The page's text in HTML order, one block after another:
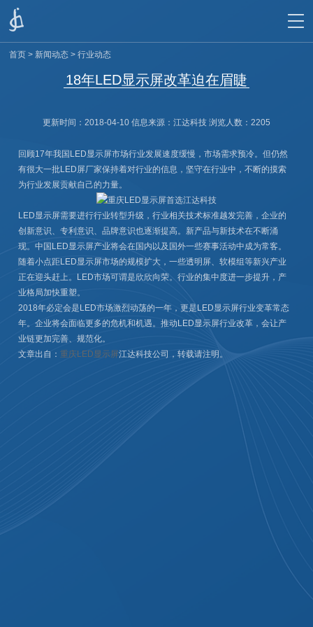
首页 > 新闻动态 >行业动态
18年LED显示屏改革迫在眉睫
更新时间：2018-04-10 信息来源： 江达科技浏览人数： 2205
回顾17年我国LED显示屏市场行业发展速度缓慢，市场需求预冷。但仍然
有很大一批LED屏厂家保持着对行业的信息，坚守在行业中，不断的摸索
为行业发展贡献自己的力量。
LED显示屏需要进行行业转型升级，行业相关技术标准越发完善，企业的
创新意识、专利意识、品牌意识也逐渐提高。新产品与新技术在不断涌
现。中国LED显示屏产业将会在国内以及国外一些赛事活动中成为常客。
随着小点距LED显示屏市场的规模扩大，一些透明屏、软模组等新兴产业
正在迎头赶上。LED市场可谓是欣欣向荣。行业的集中度进一步提升，产
业格局加快重塑。
2018年必定会是LED市场激烈动荡的一年，更是LED显示屏行业变革常态
年。企业将会面临更多的危机和机遇。推动LED显示屏行业改革，会让产
业链更加完善、规范化。
文章出自：重庆LED显示屏江达科技公司，转载请注明。